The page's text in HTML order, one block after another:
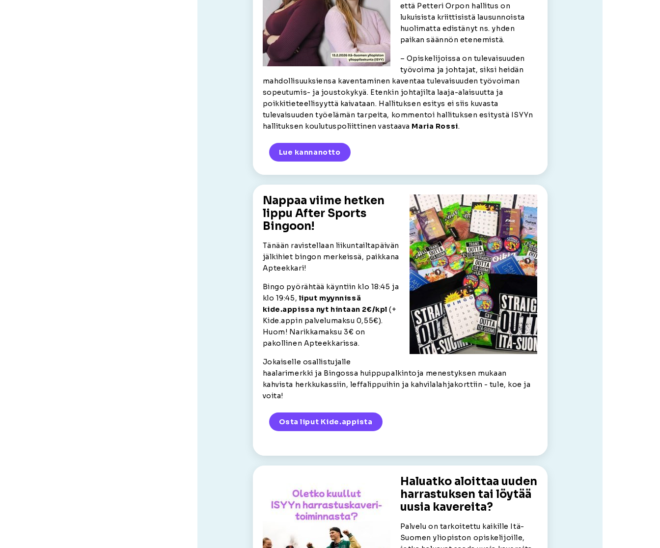
että Petteri Orpon hallitus on
lukuisista kriittisistä lausunnoista
huolimatta edistänyt ns. yhden
paikan säännön etenemistä.
– Opiskelijoissa on tulevaisuuden
työvoima ja johtajat, siksi heidän
mahdollisuuksiensa kaventaminen kaventaa tulevaisuuden työvoiman
sopeutumis- ja joustokykyä. Etenkin johtajilta laaja-alaisuutta ja
poikkitieteellisyyttä kaivataan. Hallituksen esitys ei siis kuvasta
tulevaisuuden työelämän tarpeita, kommentoi hallituksen esitystä ISYYn
hallituksen koulutuspoliittinen vastaava Maria Rossi.
Lue kannanotto
Nappaa viime hetken
lippu After Sports
Bingoon!
Tänään ravistellaan liikuntailtapäivän
jälkihiet bingon merkeissä, paikkana
Apteekkari!
Bingo pyörähtää käyntiin klo 18:45 ja
klo 19:45, liput myynnissä
kide.appissa nyt hintaan 2€/kpl (+
Kide.appin palvelumaksu 0,55€).
Huom! Narikkamaksu 3€ on
pakollinen Apteekkarissa.
Jokaiselle osallistujalle
haalarimerkki ja Bingossa huippupalkintoja menestyksen mukaan
kahvista herkkukassiin, leffalippuihin ja kahvilalahjakorttiin - tule, koe ja
voita!
Osta liput Kide.appista
Haluatko aloittaa uuden
harrastuksen tai löytää
uusia kavereita?
Palvelu on tarkoitettu kaikille Itä-
Suomen yliopiston opiskelijoille,